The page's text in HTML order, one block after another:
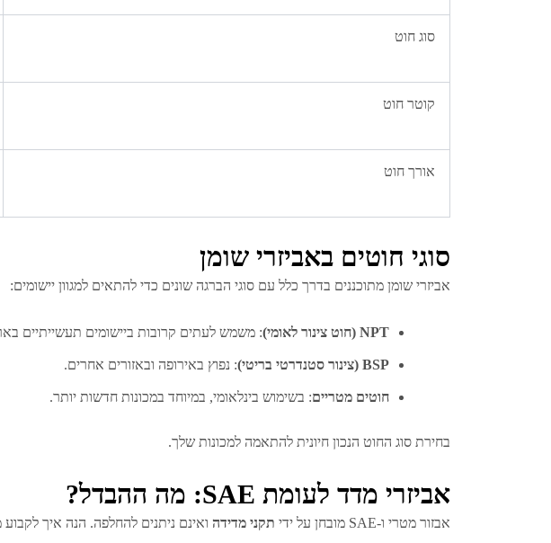
סוג חוט
קוטר חוט
אורך חוט
סוגי חוטים באביזרי שומן
אביזרי שומן מתוכננים בדרך כלל עם סוגי הברגה שונים כדי להתאים למגוון יישומים:
NPT (חוט צינור לאומי) : משמש לעתים קרובות ביישומים תעשייתיים
BSP (צינור סטנדרטי בריטי) : נפוץ באירופה ובאזורים אחרים.
חוטים מטריים: בשימוש בינלאומי, במיוחד במכונות חדשות יותר.
בחירת סוג החוט הנכון חיונית להתאמה למכונות שלך.
אביזרי מדד לעומת SAE: מה ההבדל?
אבזור מטרי ו-SAE מובחן על ידי תקני מדידה ואינם ניתנים להחלפה. הנה איך